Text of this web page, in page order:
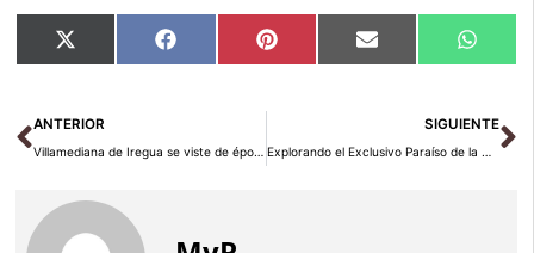
Compartir
en
X
(Twitter)
Compartir
en
Facebook Compartir
en
Pinterest Compartir
en
Email
en
Ant
ANTERIOR
Villamediana de Iregua se viste de época para celebrar el Mercado Renacentista de El Hereje
SIGUIENTE
Explorando el Exclusivo Paraíso de la Bonita: La Colección Royalton Reserve